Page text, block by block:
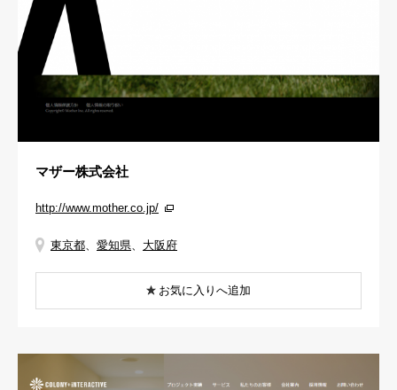
マザー株式会社
http://www.mother.co.jp/
東京都 愛知県 大阪府
お気に入りへ追加